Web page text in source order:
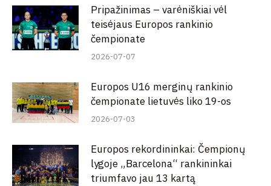
Pripažinimas – varėniškiai vėl
teisėjaus Europos rankinio
čempionate
2026-07-07
Europos U16 merginų rankinio
čempionate lietuvės liko 19-os
2026-07-03
Europos rekordininkai: Čempionų
lygoje „Barcelona“ rankininkai
triumfavo jau 13 kartą